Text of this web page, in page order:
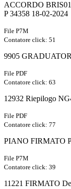
ACCORDO
P 34358 18-02-2024
File P7M
Contatore click: 51
9905
File PDF
Contatore click: 63
12932 Riepilogo
File PDF
Contatore click: 77
PIANO FIRMATO
File P7M
Contatore click: 39
11221 FIRMATO